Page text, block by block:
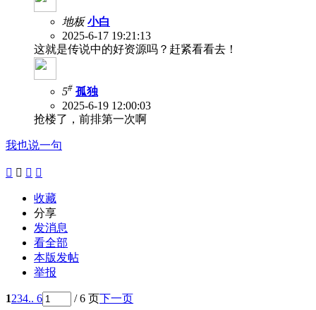
地板 小白
2025-6-17 19:21:13
这就是传说中的好资源吗？赶紧看看去！
5# 孤独
2025-6-19 12:00:03
抢楼了，前排第一次啊
我也说一句
   
收藏
分享
发消息
看全部
本版发帖
举报
1234.. 6 / 6 页下一页